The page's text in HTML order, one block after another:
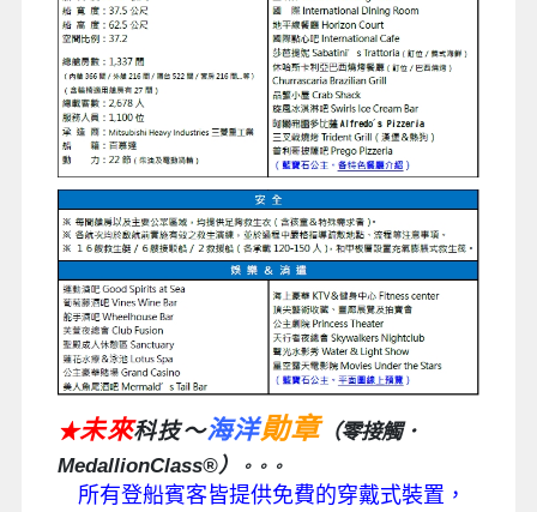
★未來科技～海洋勛章（零接觸．
MedallionClass®） 。。。
所有登船賓客皆提供免費的穿戴式裝置，